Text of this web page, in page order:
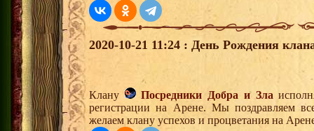
2020-10-21 11:24 : День Рождения
Клану Посредники Добра и Зла
регистрации на Арене. Мы поздравляем
желаем клану успехов и процветания на